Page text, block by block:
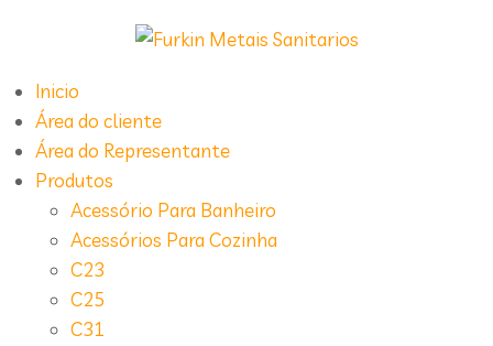
Inicio
Área do cliente
Área do Representante
Produtos
Acessório Para Banheiro
Acessórios Para Cozinha
C23
C25
C31